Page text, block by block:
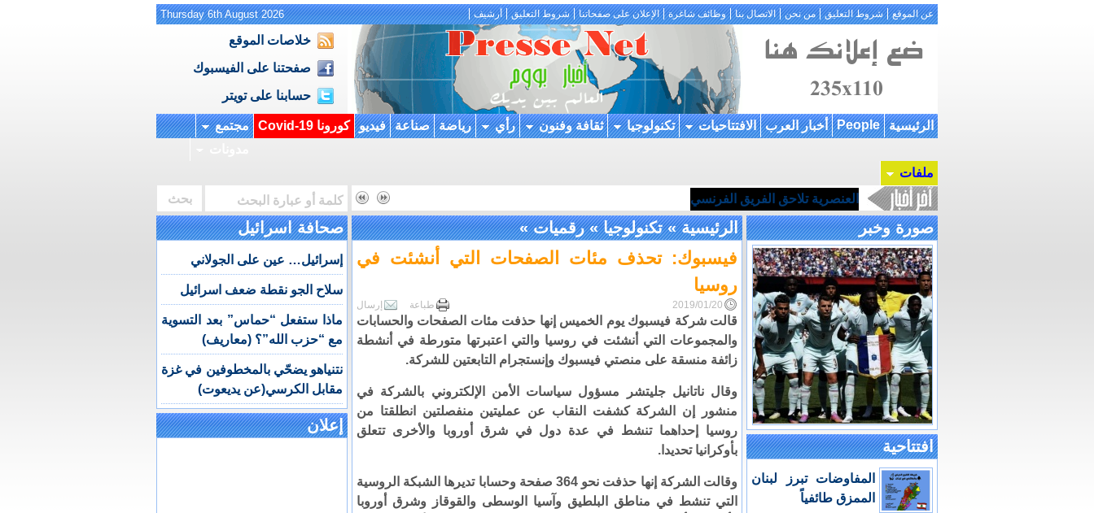
عن الموقع شروط التعليق من نحن الاتصال بنا وظائف شاغرة الإعلان على صفحاتنا شروط التعليق أرشيف Thursday 6th August 2026
خلاصات الموقع
صفحتنا على الفيسبوك
حسابنا على تويتر
الرئيسية People أخبار العرب الافتتاحيات تكنولوجيا ثقافة وفنون رأي رياضة صناعة فيديو كورونا Covid-19
مجتمع
ملفات
العنصرية تلاحق الفريق الفرنسي
صورة وخبر
افتتاحية
المفاوضات تبرز لبنان
الممزق طائفياً
الرئيسية»تكنولوجيا»رقميات»
فيسبوك: تحذف مئات الصفحات التي أنشئت في
روسيا
2019/01/20 إرسال طباعة
قالت شركة فيسبوك يوم الخميس إنها حذفت مئات الصفحات والحسابات
والمجموعات التي أنشئت في روسيا والتي اعتبرتها متورطة في أنشطة
زائفة منسقة على منصتي فيسبوك وإنستجرام التابعتين للشركة.
وقال ناتانيل جليتشر مسؤول سياسات الأمن الإلكتروني بالشركة في
منشور إن الشركة كشفت النقاب عن عمليتين منفصلتين انطلقتا من
روسيا إحداهما تنشط في عدة دول في شرق أوروبا والأخرى تتعلق
بأوكرانيا تحديدا.
وقالت الشركة إنها حذفت نحو 364 صفحة وحسابا تديرها الشبكة الروسية
التي تنشط في مناطق البلطيق وآسيا الوسطى والقوقاز وشرق أوروبا
صحافة اسرائيل
إسرائيل… عين على الجولاني
سلاح الجو نقطة ضعف اسرائيل
ماذا ستفعل “حماس” بعد التسوية
مع “حزب الله”؟ (معاريف)
نتنياهو يضحّي بالمخطوفين في غزة
مقابل الكرسي(عن يديعوت)
إعلان